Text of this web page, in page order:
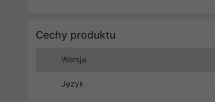
Cechy produktu
Wersja
Język